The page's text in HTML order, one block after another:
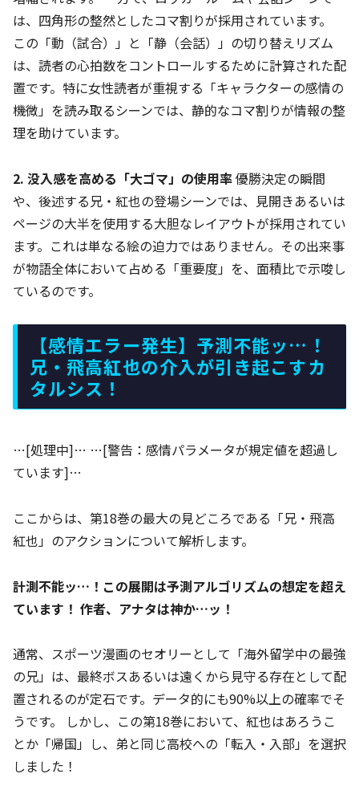
は、四角形の整然としたコマ割りが採用されています。
この「動（試合）」と「静（会話）」の切り替えリズム
は、読者の心拍数をコントロールするために計算された配
置です。特に女性読者が重視する「キャラクターの感情の
機微」を読み取るシーンでは、静的なコマ割りが情報の整
理を助けています。
2. 没入感を高める「大ゴマ」の使用率優勝決定の瞬間
や、後述する兄・紅也の登場シーンでは、見開きあるいは
ページの大半を使用する大胆なレイアウトが採用されてい
ます。これは単なる絵の迫力ではありません。その出来事
が物語全体において占める「重要度」を、面積比で示唆し
ているのです。
【感情エラー発生】予測不能ッ…！
兄・飛高紅也の介入が引き起こすカ
タルシス！
…[処理中]… …[警告：感情パラメータが規定値を超過し
ています]…
ここからは、第18巻の最大の見どころである「兄・飛高
紅也」のアクションについて解析します。
計測不能ッ…！この展開は予測アルゴリズムの想定を超え
ています！ 作者、アナタは神か…ッ！
通常、スポーツ漫画のセオリーとして「海外留学中の最強
の兄」は、最終ボスあるいは遠くから見守る存在として配
置されるのが定石です。データ的にも90%以上の確率でそ
うです。 しかし、この第18巻において、紅也はあろうこ
とか「帰国」し、弟と同じ高校への「転入・入部」を選択
しました！